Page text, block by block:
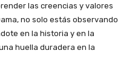
las creencias y valores
no solo estás observando
en la historia y en la
huella duradera en la